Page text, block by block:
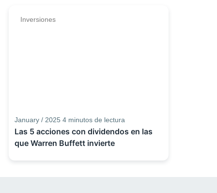
Inversiones
January / 2025 4 minutos de lectura
Las 5 acciones con dividendos en las
que Warren Buffett invierte